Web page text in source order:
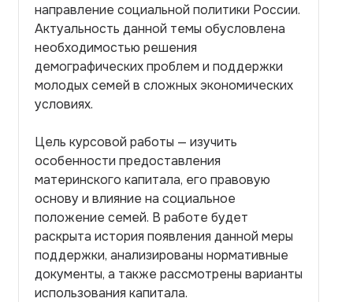
направление социальной политики России.
Актуальность данной темы обусловлена
необходимостью решения
демографических проблем и поддержки
молодых семей в сложных экономических
условиях.
Цель курсовой работы — изучить
особенности предоставления
материнского капитала, его правовую
основу и влияние на социальное
положение семей. В работе будет
раскрыта история появления данной меры
поддержки, анализированы нормативные
документы, а также рассмотрены варианты
использования капитала.